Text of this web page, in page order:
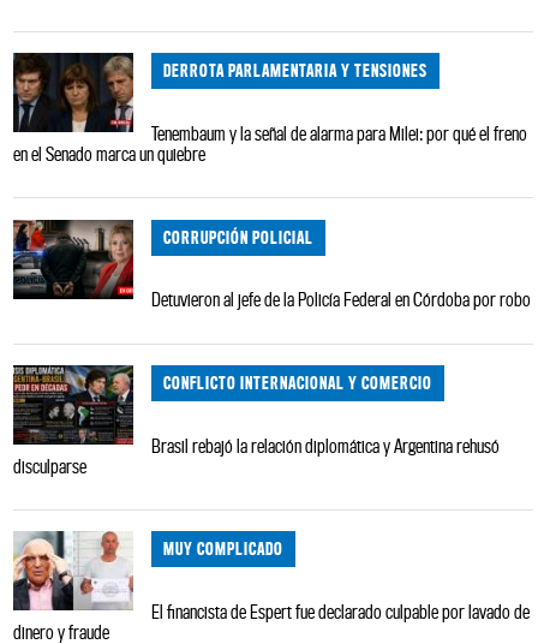
DERROTA PARLAMENTARIA Y TENSIONES
Tenembaum y la señal de alarma para Milei: por qué el freno
en el Senado marca un quiebre
CORRUPCIÓN POLICIAL
Detuvieron al jefe de la Policía Federal en Córdoba por robo
CONFLICTO INTERNACIONAL Y COMERCIO
Brasil rebajó la relación diplomática y Argentina rehusó
disculparse
MUY COMPLICADO
El financista de Espert fue declarado culpable por lavado de
dinero y fraude